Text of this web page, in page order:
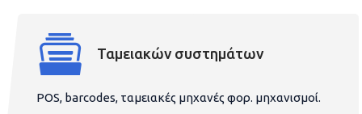
Ταμειακών συστημάτων
POS, barcodes, ταμειακές μηχανές φορ. μηχανισμοί.